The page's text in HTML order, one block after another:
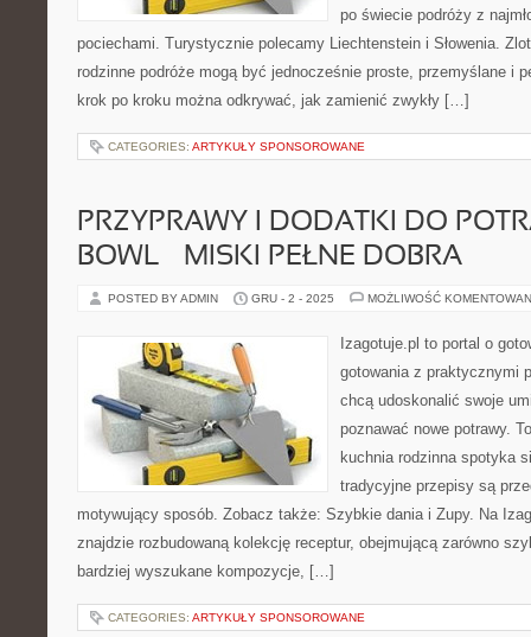
po świecie podróży z
pociechami. Turystycznie polecamy Liechtenstein i Słowenia.
rodzinne podróże mogą być jednocześnie proste, przemyślane i
krok po kroku można odkrywać, jak zamienić zwykły […]
CATEGORIES: ARTYKUŁY SPONSOROWANE
PRZYPRAWY I DODATKI DO
BOWL – MISKI PEŁNE DOBRA
POSTED BY ADMIN GRU - 2 - 2025 MOŻLIWOŚĆ
Izagotuje.pl to portal o
gotowania z praktycznymi
chcą udoskonalić swoje
poznawać nowe potrawy.
kuchnia rodzinna spotyka
tradycyjne przepisy są
motywujący sposób. Zobacz także: Szybkie dania i Zupy. Na
znajdzie rozbudowaną kolekcję receptur, obejmującą zarówno
bardziej wyszukane kompozycje, […]
CATEGORIES: ARTYKUŁY SPONSOROWANE